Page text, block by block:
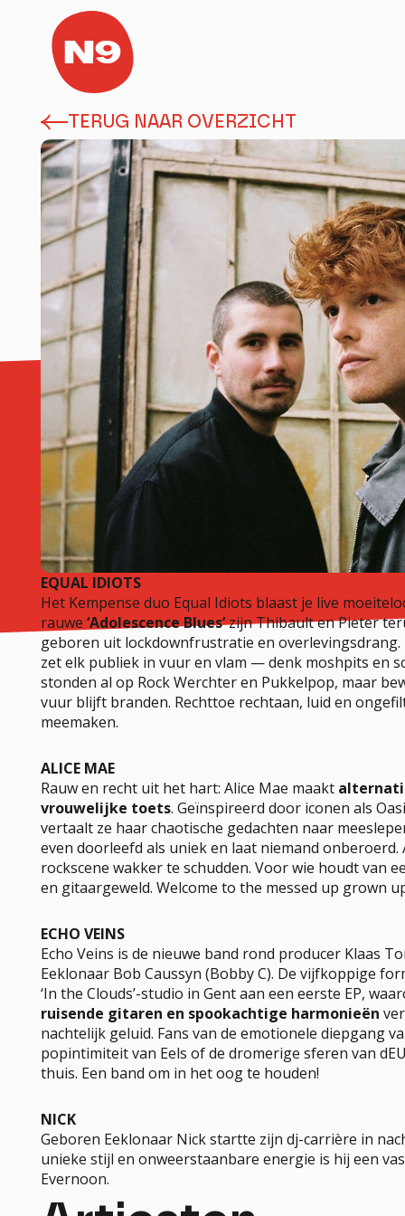
Home Agenda
PRAKTISCH
Ticket Info
Locaties
FAQ
UiTPAS Meetjesland
Contact
PROJECTEN
Artists in Residence
TERUG NAAR OVERZICHT
EQUAL IDIOTS
Het Kempense duo Equal Idiots blaast je live
rauwe ‘Adolescence Blues’zijn Thibault en Pieter
geboren uit lockdownfrustratie en overlevingsdrang.
zet elk publiek in vuur en vlam — denk moshpits en
stonden al op Rock Werchter en Pukkelpop, maar
vuur blijft branden. Rechttoe rechtaan, luid en
meemaken.
ALICE MAE
Rauw en recht uit het hart: Alice Mae maakt
vrouwelijke toets. Geïnspireerd door iconen als
vertaalt ze haar chaotische gedachten naar
even doorleefd als uniek en laat niemand onberoerd.
rockscene wakker te schudden. Voor wie houdt van
en gitaargeweld. Welcome to the messed up grown
ECHO VEINS
Echo Veins is de nieuwe band rond producer Klaas
Eeklonaar Bob Caussyn (Bobby C). De vijfkoppige
‘In the Clouds’-studio in Gent aan een eerste EP,
ruisende gitaren en spookachtige harmonieën
nachtelijk geluid. Fans van de emotionele diepgang
popintimiteit van Eels of de dromerige sferen van
thuis. Een band om in het oog te houden!
NICK
Geboren Eeklonaar Nick startte zijn dj-carrière in
unieke stijl en onweerstaanbare energie is hij een
Evernoon.